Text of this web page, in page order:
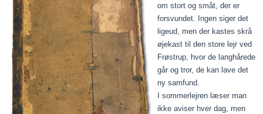
om stort og småt, der er
forsvundet. Ingen siger det
ligeud, men der kastes skrå
øjekast til den store lejr ved
Frøstrup, hvor de langhårede
går og tror, de kan lave det
ny samfund.
I sommerlejren læser man
ikke aviser hver dag, men